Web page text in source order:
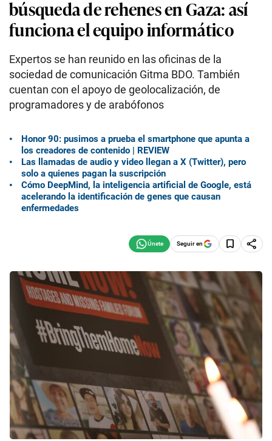
búsqueda de rehenes en Gaza: así
funciona el equipo informático
Expertos se han reunido en las oficinas de la
sociedad de comunicación Gitma BDO. También
cuentan con el apoyo de geolocalización, de
programadores y de arabófonos
Honor 90: pusimos a prueba el smartphone que apunta a
los creadores de contenido | REVIEW
Las llamadas de audio y video llegan a X (Twitter), pero
solo a quienes pagan la suscripción
Cómo DeepMind, la inteligencia artificial de Google, está
acelerando la identificación de genes que causan
enfermedades
Seguir en